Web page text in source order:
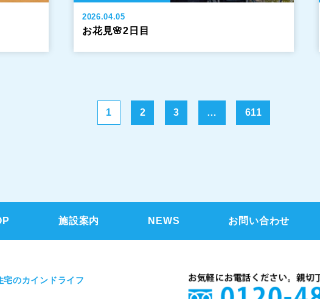
2026.04.05
お花見🌸2日目
1 2 3 … 611
施設案内 NEWS お問い合わせ
のカインドライフ